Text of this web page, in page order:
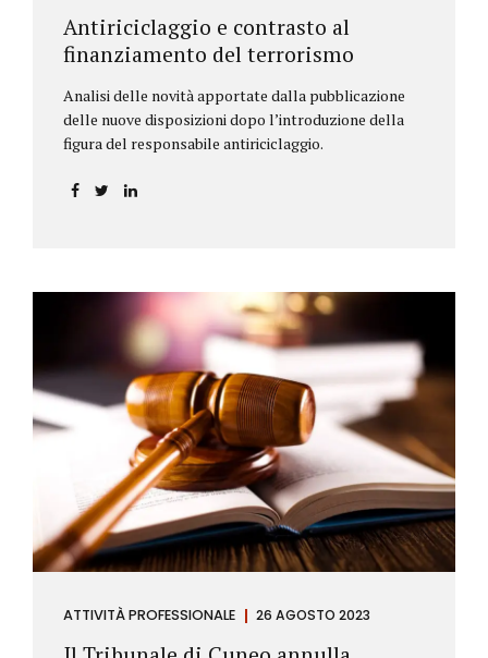
Antiriciclaggio e contrasto al
finanziamento del terrorismo
Analisi delle novità apportate dalla pubblicazione
delle nuove disposizioni dopo l’introduzione della
figura del responsabile antiriciclaggio.
ATTIVITÀ PROFESSIONALE 26 AGOSTO 2023